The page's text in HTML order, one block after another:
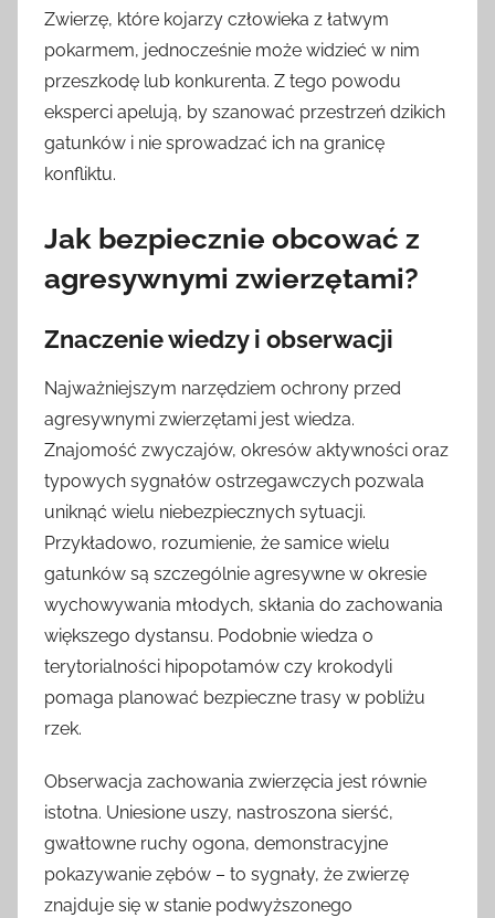
Zwierzę, które kojarzy człowieka z łatwym
pokarmem, jednocześnie może widzieć w nim
przeszkodę lub konkurenta. Z tego powodu
eksperci apelują, by szanować przestrzeń dzikich
gatunków i nie sprowadzać ich na granicę
konfliktu.
Jak bezpiecznie obcować z
agresywnymi zwierzętami?
Znaczenie wiedzy i obserwacji
Najważniejszym narzędziem ochrony przed
agresywnymi zwierzętami jest wiedza.
Znajomość zwyczajów, okresów aktywności oraz
typowych sygnałów ostrzegawczych pozwala
uniknąć wielu niebezpiecznych sytuacji.
Przykładowo, rozumienie, że samice wielu
gatunków są szczególnie agresywne w okresie
wychowywania młodych, skłania do zachowania
większego dystansu. Podobnie wiedza o
terytorialności hipopotamów czy krokodyli
pomaga planować bezpieczne trasy w pobliżu
rzek.
Obserwacja zachowania zwierzęcia jest równie
istotna. Uniesione uszy, nastroszona sierść,
gwałtowne ruchy ogona, demonstracyjne
pokazywanie zębów – to sygnały, że zwierzę
znajduje się w stanie podwyższonego